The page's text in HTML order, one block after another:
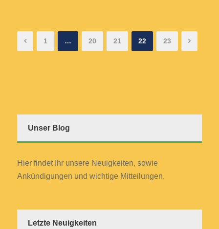
1 … 20 21 22 23
Unser Blog
Hier findet Ihr unsere Neuigkeiten, sowie
Ankündigungen und wichtige Mitteilungen.
Letzte Neuigkeiten